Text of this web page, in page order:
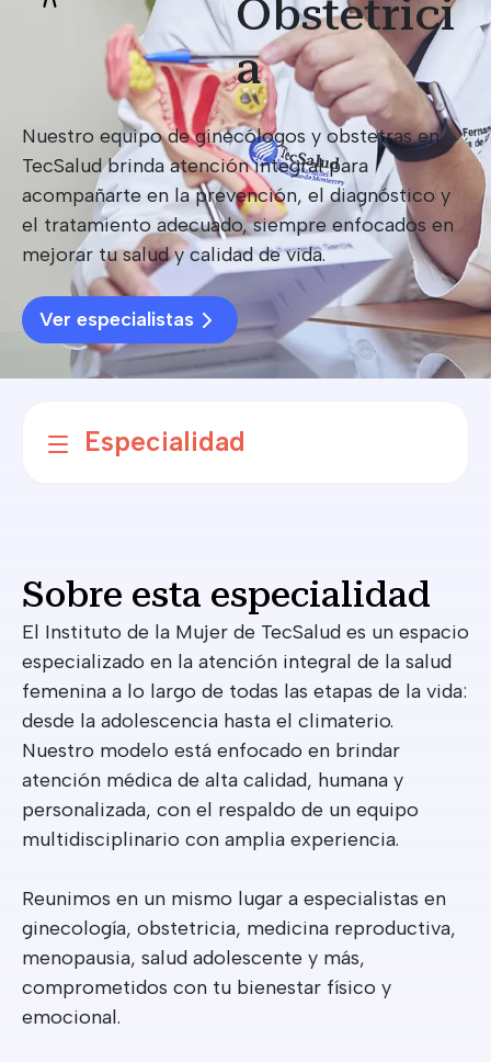
Obstetrici
a
Nuestro equipo de ginecólogos y obstetras en
TecSalud brinda atención integral para
acompañarte en la prevención, el diagnóstico y
el tratamiento adecuado, siempre enfocados en
mejorar tu salud y calidad de vida.
Ver especialistas
Especialidad
Sobre esta especialidad
El Instituto de la Mujer de TecSalud es un espacio
especializado en la atención integral de la salud
femenina a lo largo de todas las etapas de la vida:
desde la adolescencia hasta el climaterio.
Nuestro modelo está enfocado en brindar
atención médica de alta calidad, humana y
personalizada, con el respaldo de un equipo
multidisciplinario con amplia experiencia.
Reunimos en un mismo lugar a especialistas en
ginecología, obstetricia, medicina reproductiva,
menopausia, salud adolescente y más,
comprometidos con tu bienestar físico y
emocional.